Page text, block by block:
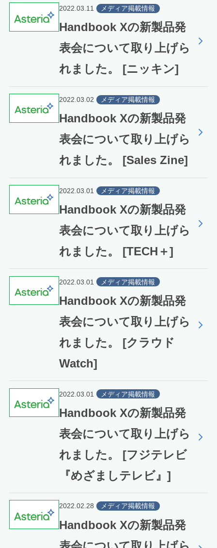
2022.03.11 メディア掲載情報
Handbook Xの新製品発
表会について取り上げら
れました。 [ニッキン]
2022.03.02 メディア掲載情報
Handbook Xの新製品発
表会について取り上げら
れました。 [Sales Zine]
2022.03.01 メディア掲載情報
Handbook Xの新製品発
表会について取り上げら
れました。 [TECH＋]
2022.03.01 メディア掲載情報
Handbook Xの新製品発
表会について取り上げら
れました。 [クラウド
Watch]
2022.03.01 メディア掲載情報
Handbook Xの新製品発
表会について取り上げら
れました。 [フジテレビ
『めざましテレビ』]
2022.02.28 メディア掲載情報
Handbook Xの新製品発